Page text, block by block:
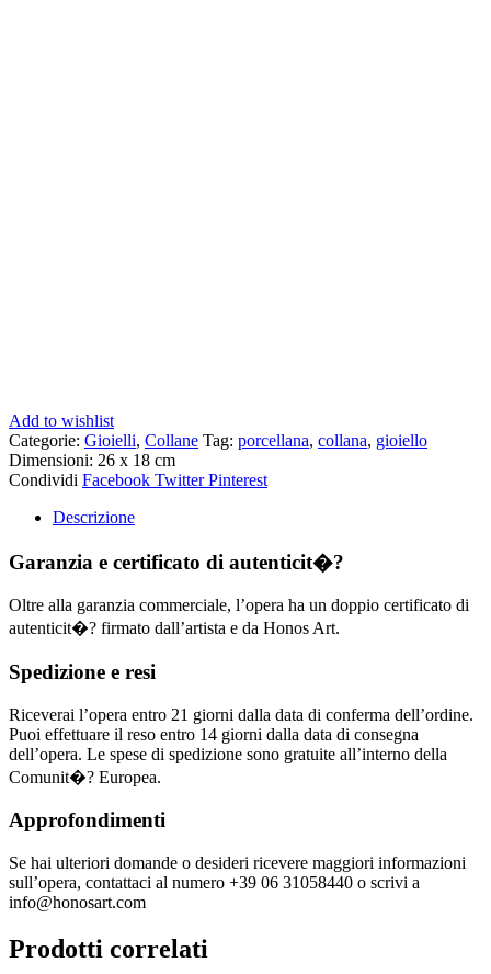
Add to wishlist
Categorie: Gioielli, Collane Tag: porcellana, collana, gioiello
Dimensioni: 26 x 18 cm
Condividi Facebook TwitterPinterest
Descrizione
Garanzia e certificato di autenticit�?
Oltre alla garanzia commerciale, l’opera ha un doppio certificato di
autenticit�? firmato dall’artista e da Honos Art.
Spedizione e resi
Riceverai l’opera entro 21 giorni dalla data di conferma dell’ordine.
Puoi effettuare il reso entro 14 giorni dalla data di consegna
dell’opera. Le spese di spedizione sono gratuite all’interno della
Comunit�? Europea.
Approfondimenti
Se hai ulteriori domande o desideri ricevere maggiori informazioni
sull’opera, contattaci al numero +39 06 31058440 o scrivi a
info@honosart.com
Prodotti correlati